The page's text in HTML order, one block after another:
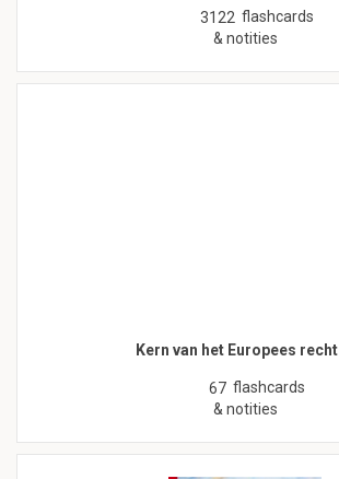
3122 flashcards
& notities
Kern van het Europees recht
67 flashcards
& notities